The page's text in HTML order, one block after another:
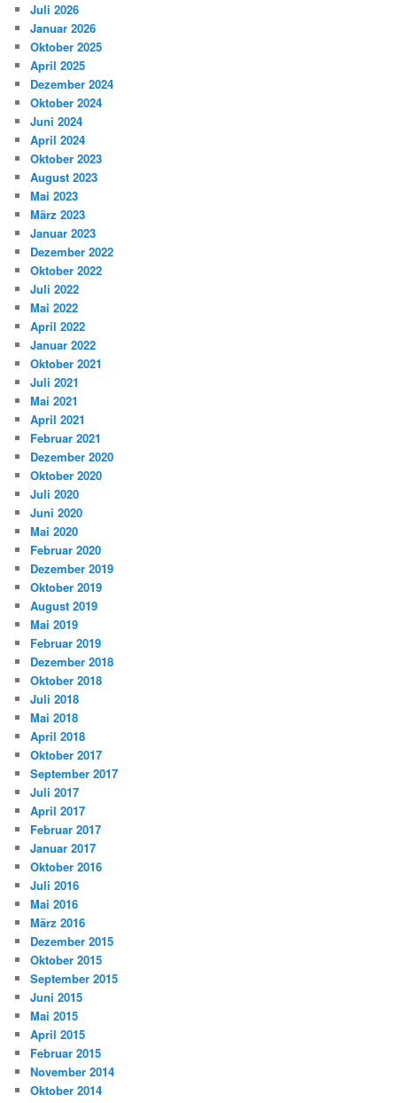
Juli 2026
Januar 2026
Oktober 2025
April 2025
Dezember 2024
Oktober 2024
Juni 2024
April 2024
Oktober 2023
August 2023
Mai 2023
März 2023
Januar 2023
Dezember 2022
Oktober 2022
Juli 2022
Mai 2022
April 2022
Januar 2022
Oktober 2021
Juli 2021
Mai 2021
April 2021
Februar 2021
Dezember 2020
Oktober 2020
Juli 2020
Juni 2020
Mai 2020
Februar 2020
Dezember 2019
Oktober 2019
August 2019
Mai 2019
Februar 2019
Dezember 2018
Oktober 2018
Juli 2018
Mai 2018
April 2018
Oktober 2017
September 2017
Juli 2017
April 2017
Februar 2017
Januar 2017
Oktober 2016
Juli 2016
Mai 2016
März 2016
Dezember 2015
Oktober 2015
September 2015
Juni 2015
Mai 2015
April 2015
Februar 2015
November 2014
Oktober 2014